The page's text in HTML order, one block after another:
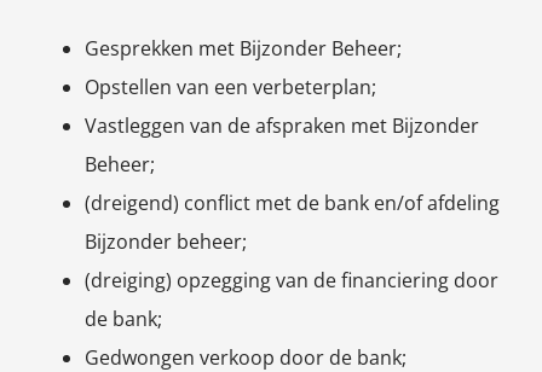
Gesprekken met Bijzonder Beheer;
Opstellen van een verbeterplan;
Vastleggen van de afspraken met Bijzonder
Beheer;
(dreigend) conflict met de bank en/of afdeling
Bijzonder beheer;
(dreiging) opzegging van de financiering door
de bank;
Gedwongen verkoop door de bank;